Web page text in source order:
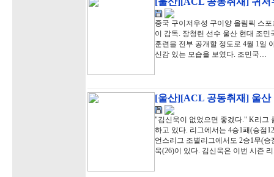
중국 구이저우성 구이양 올림픽 스
이 감독. 장청린 선수 울산 현대 조
훈련을 전부 공개할 정도로 4월 1일
신감 있는 모습을 보였다. 조민국…
[울산][ACL 공동취재] 울
"김신욱이 없었으면 좋겠다." K리그
하고 있다. 리그에서는 4승1패(승점
언스리그 조별리그에서도 2승1무(
욱(26)이 있다. 김신욱은 이번 시즌